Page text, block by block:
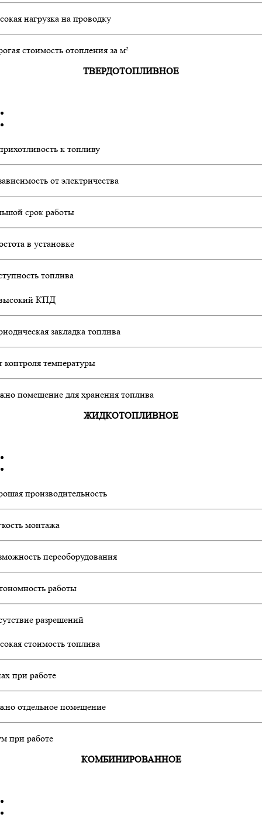
нагрузка на проводку
стоимость отопления за м²
ТВЕРДОТОПЛИВНОЕ
к топливу
от электричества
срок работы
в установке
топлива
КПД
закладка топлива
контроля температуры
помещение для хранения топлива
ЖИДКОТОПЛИВНОЕ
производительность
монтажа
переоборудования
работы
разрешений
стоимость топлива
при работе
отдельное помещение
при работе
КОМБИНИРОВАННОЕ